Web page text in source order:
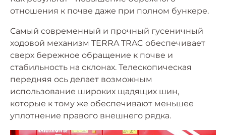
отношения к почве даже при полном бункере.
Самый современный и прочный гусеничный
ходовой механизм TERRA TRAC обеспечивает
сверх бережное обращение к почве и
стабильность на склонах. Телескопическая
передняя ось делает возможным
использование широких щадящих шин,
которые к тому же обеспечивают меньшее
уплотнение правого внешнего рядка.